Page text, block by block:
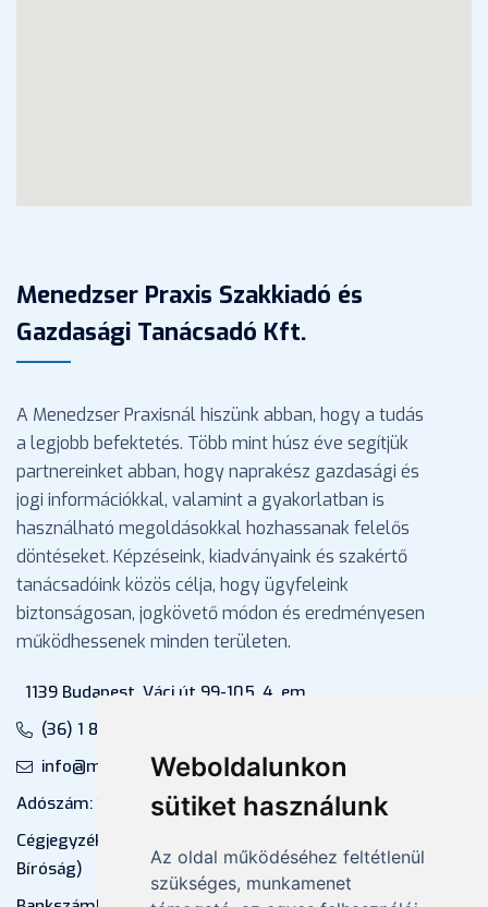
Weboldalunkon
sütiket használunk
Az oldal működéséhez feltétlenül
szükséges, munkamenet
Menedzser Praxis Szakkiadó és
Gazdasági Tanácsadó Kft.
A Menedzser Praxisnál hiszünk abban, hogy a tudás
a legjobb befektetés. Több mint húsz éve segítjük
partnereinket abban, hogy naprakész gazdasági és
jogi információkkal, valamint a gyakorlatban is
használható megoldásokkal hozhassanak felelős
döntéseket. Képzéseink, kiadványaink és szakértő
tanácsadóink közös célja, hogy ügyfeleink
biztonságosan, jogkövető módon és eredményesen
működhessenek minden területen.
1139 Budapest, Váci út 99-105. 4. em.
(36) 1 880 76 00
info@mprx.hu
Adószám: 13598145-2-41
Cégjegyzékszám: 01-09-883770 (Fővárosi
Bíróság)